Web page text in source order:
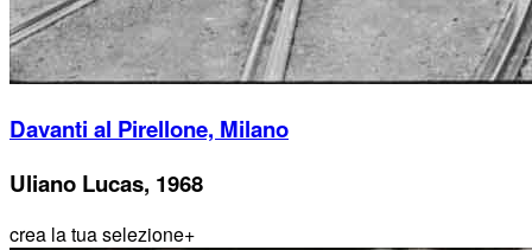
Davanti al Pirellone, Milano
Uliano Lucas, 1968
crea la tua selezione+